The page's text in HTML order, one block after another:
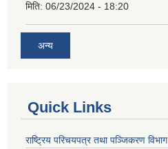
मिति: 06/23/2024 - 18:20
अन्य
Quick Links
राष्ट्रिय परिचयपत्र तथा पञ्जिकरण विभाग